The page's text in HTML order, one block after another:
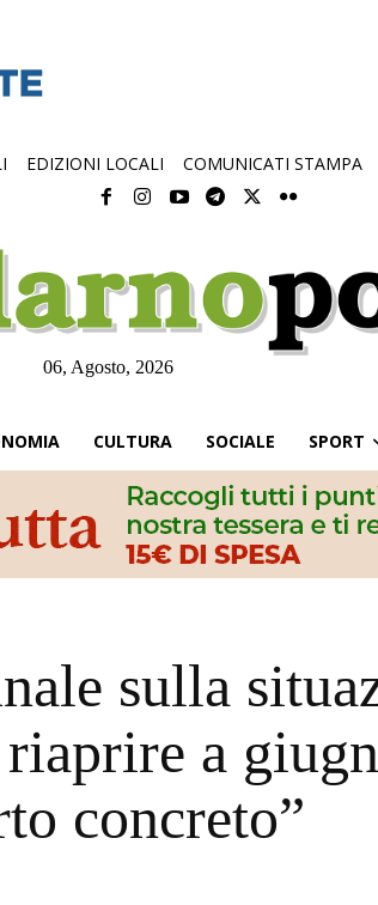
EDIZIONI LOCALI COMUNICATI STAMPA
06, Agosto, 2026
CULTURA SOCIALE SPORT
sulla
a
concreto”